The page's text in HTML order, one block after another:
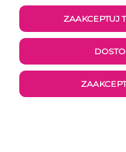
ZAAKCEPTUJ